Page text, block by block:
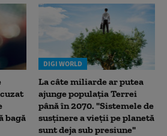
bagă
DIGI WORLD
La câte miliarde ar putea
ajunge populația Terrei
până în 2070. "Sistemele de
susținere a vieții pe planetă
sunt deja sub presiune"